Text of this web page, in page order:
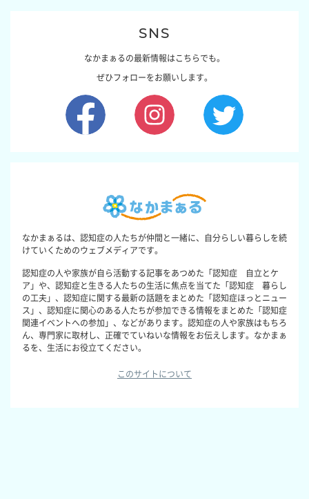
SNS
なかまぁるの最新情報はこちらでも。
ぜひフォローをお願いします。
なかまぁるは、認知症の人たちが仲間と一緒に、自分らしい暮らしを続
けていくためのウェブメディアです。
認知症の人や家族が自ら活動する記事をあつめた「認知症 自立とケ
ア」や、認知症と生きる人たちの生活に焦点を当てた「認知症 暮らし
の工夫」、認知症に関する最新の話題をまとめた「認知症ほっとニュー
ス」、認知症に関心のある人たちが参加できる情報をまとめた「認知症
関連イベントへの参加」、などがあります。認知症の人や家族はもちろ
ん、専門家に取材し、正確でていねいな情報をお伝えします。なかまぁ
るを、生活にお役立てください。
このサイトについて